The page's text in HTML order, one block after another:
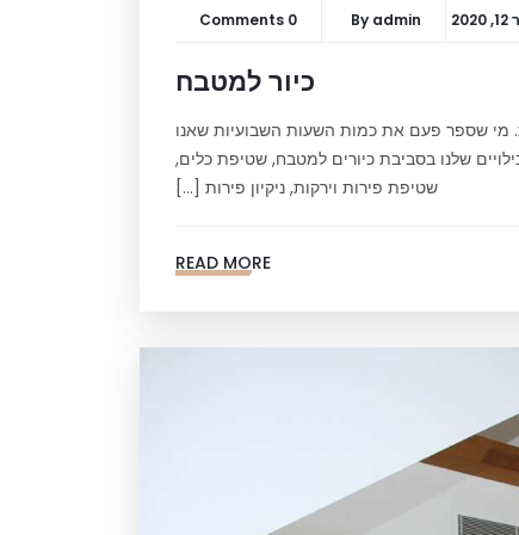
By admin
0 Comments
כיור למטבח
מי שספר פעם את כמות השעות השבועיות שאנו
שלנו בסביבת כיורים למטבח, שטיפת כלים,
שטיפת פירות וירקות, ניקיון פירות […]
READ MORE